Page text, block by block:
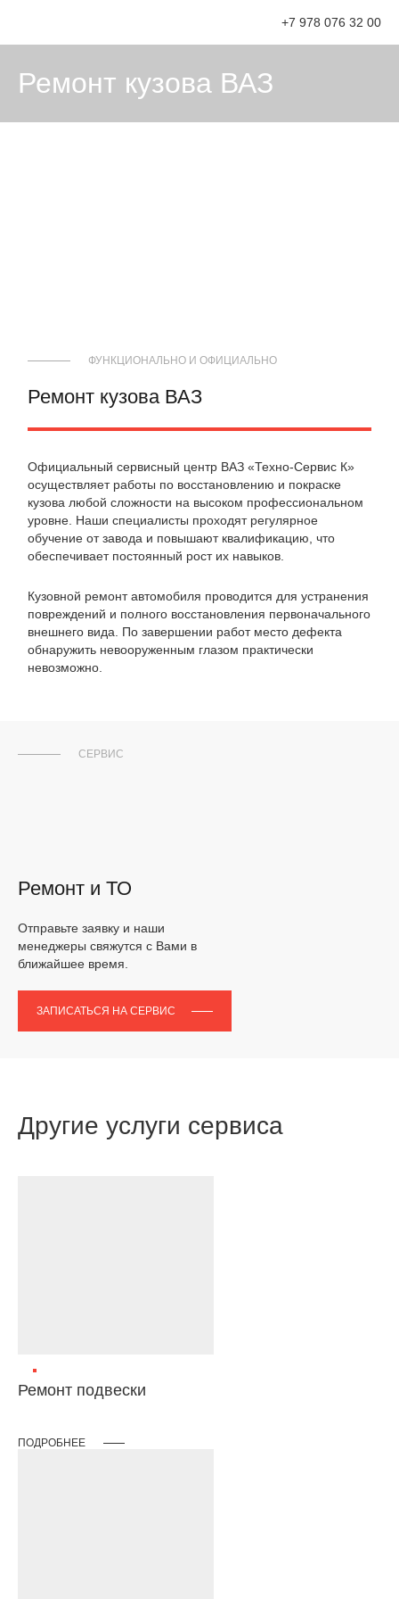
+7 978 076 32 00
Ремонт кузова ВАЗ
ФУНКЦИОНАЛЬНО И ОФИЦИАЛЬНО
Ремонт кузова ВАЗ
Официальный сервисный центр ВАЗ «Техно-Сервис К»
осуществляет работы по восстановлению и покраске
кузова любой сложности на высоком профессиональном
уровне. Наши специалисты проходят регулярное
обучение от завода и повышают квалификацию, что
обеспечивает постоянный рост их навыков.
Кузовной ремонт автомобиля проводится для устранения
повреждений и полного восстановления первоначального
внешнего вида. По завершении работ место дефекта
обнаружить невооруженным глазом практически
невозможно.
СЕРВИС
Ремонт и ТО
Отправьте заявку и наши
менеджеры свяжутся с Вами в
ближайшее время.
ЗАПИСАТЬСЯ НА СЕРВИС
Другие услуги сервиса
Ремонт подвески
ПОДРОБНЕЕ